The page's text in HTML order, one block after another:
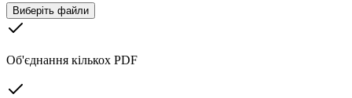
Виберіть файли
Об'єднання кількох PDF